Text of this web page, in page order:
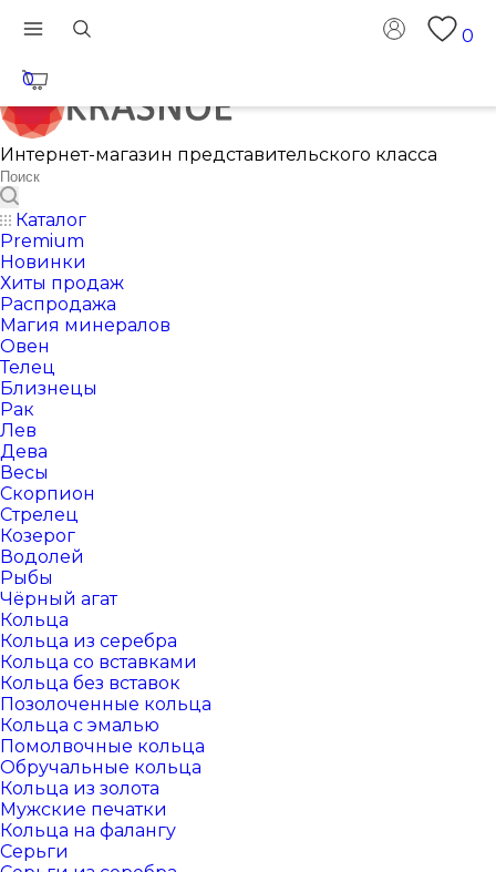
0
0
Интернет-магазин представительского класса
Каталог
Premium
Новинки
Хиты продаж
Распродажа
Магия минералов
Овен
Телец
Близнецы
Рак
Лев
Дева
Весы
Скорпион
Стрелец
Козерог
Водолей
Рыбы
Чёрный агат
Кольца
Кольца из серебра
Кольца со вставками
Кольца без вставок
Позолоченные кольца
Кольца с эмалью
Помолвочные кольца
Обручальные кольца
Кольца из золота
Мужские печатки
Кольца на фалангу
Серьги